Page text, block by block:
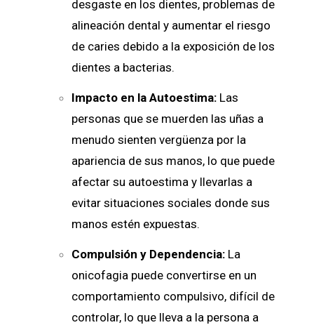
desgaste en los dientes, problemas de
alineación dental y aumentar el riesgo
de caries debido a la exposición de los
dientes a bacterias.
Impacto en la Autoestima: Las
personas que se muerden las uñas a
menudo sienten vergüenza por la
apariencia de sus manos, lo que puede
afectar su autoestima y llevarlas a
evitar situaciones sociales donde sus
manos estén expuestas.
Compulsión y Dependencia: La
onicofagia puede convertirse en un
comportamiento compulsivo, difícil de
controlar, lo que lleva a la persona a